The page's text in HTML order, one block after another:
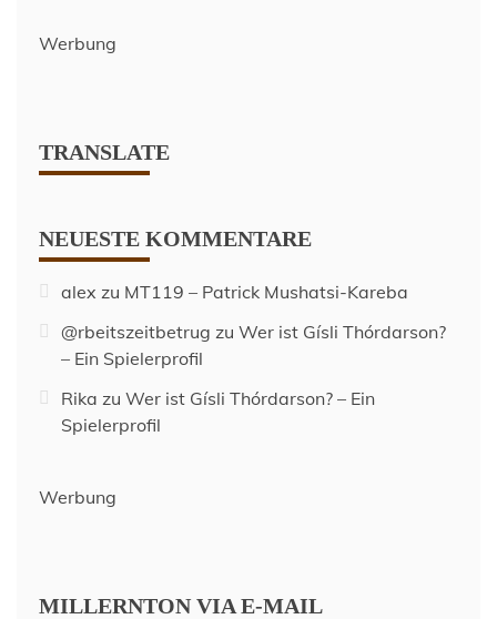
Werbung
TRANSLATE
NEUESTE KOMMENTARE
alex zu MT119 – Patrick Mushatsi-Kareba
@rbeitszeitbetrug zu Wer ist Gísli Thórdarson?
– Ein Spielerprofil
Rika zu Wer ist Gísli Thórdarson? – Ein
Spielerprofil
Werbung
MILLERNTON VIA E-MAIL